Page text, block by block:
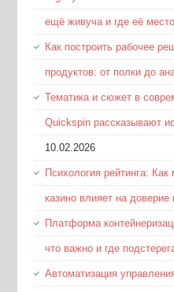
ещё живуча и где её
Как построить рабочее
продуктов: от полки до
Тематика и сюжет в
Quickspin рассказывают
10.02.2026
Психология рейтинга:
казино влияет на доверие
Платформа
что важно и где
Автоматизация